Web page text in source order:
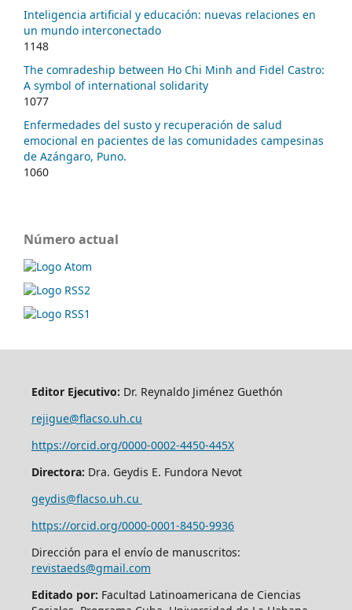
Inteligencia artificial y educación: nuevas relaciones en
un mundo interconectado
1148
The comradeship between Ho Chi Minh and Fidel Castro:
A symbol of international solidarity
1077
Enfermedades del susto y recuperación de salud
emocional en pacientes de las comunidades campesinas
de Azángaro, Puno.
1060
Número actual
Editor Ejecutivo: Dr. Reynaldo Jiménez Guethón
rejigue@flacso.uh.cu
https://orcid.org/0000-0002-4450-445X
Directora: Dra. Geydis E. Fundora Nevot
geydis@flacso.uh.cu
https://orcid.org/0000-0001-8450-9936
Dirección para el envío de manuscritos:
revistaeds@gmail.com
Editado por: Facultad Latinoamericana de Ciencias